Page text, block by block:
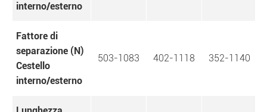
interno/esterno
Fattore di
separazione (N)
Cestello
interno/esterno
503-1083 402-1118 352-1140